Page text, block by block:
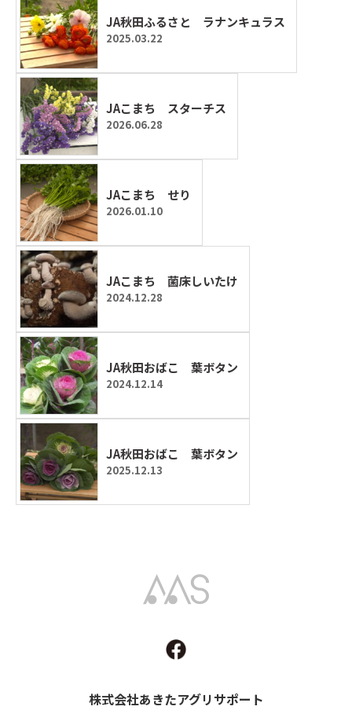
JA秋田ふるさと ラナンキュラス
2025.03.22
JAこまち スターチス
2026.06.28
JAこまち せり
2026.01.10
JAこまち 菌床しいたけ
2024.12.28
JA秋田おばこ 葉ボタン
2024.12.14
JA秋田おばこ 葉ボタン
2025.12.13
株式会社あきたアグリサポート